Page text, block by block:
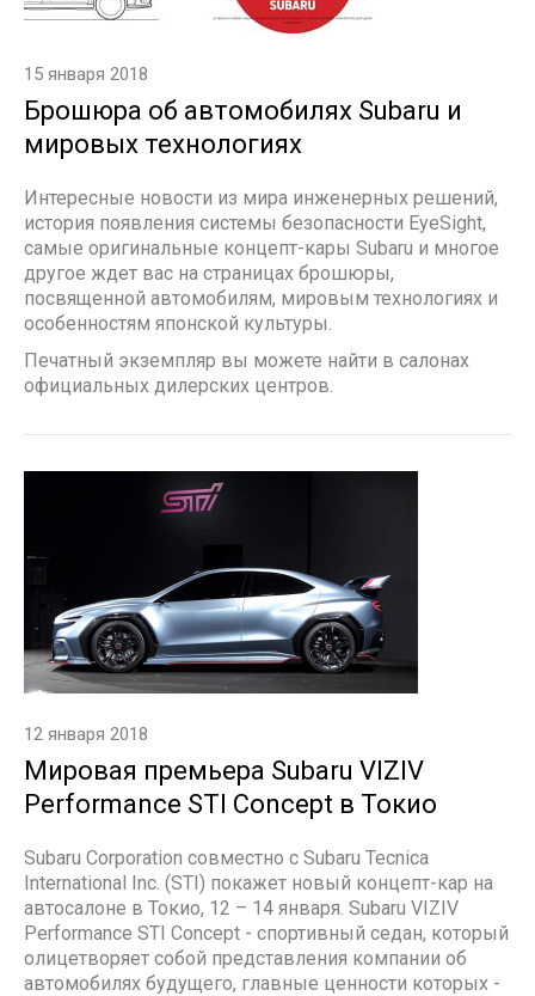
15 января 2018
Брошюра об автомобилях Subaru и
мировых технологиях
Интересные новости из мира инженерных решений,
история появления системы безопасности EyeSight,
самые оригинальные концепт-кары Subaru и многое
другое ждет вас на страницах брошюры,
посвященной автомобилям, мировым технологиях и
особенностям японской культуры.
Печатный экземпляр вы можете найти в салонах
официальных дилерских центров.
12 января 2018
Мировая премьера Subaru VIZIV
Performance STI Concept в Токио
Subaru Corporation совместно с Subaru Tecnica
International Inc. (STI) покажет новый концепт-кар на
автосалоне в Токио, 12 – 14 января. Subaru VIZIV
Performance STI Concept - спортивный седан, который
олицетворяет собой представления компании об
автомобилях будущего, главные ценности которых -